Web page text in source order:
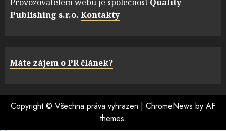
Publishing s.r.o. Kontakty
Máte zájem o PR článek?
Copyright © Všechna práva vyhrazen | ChromeNews by AF
themes.